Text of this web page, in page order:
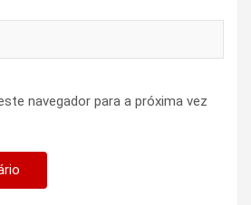
navegador para a próxima vez